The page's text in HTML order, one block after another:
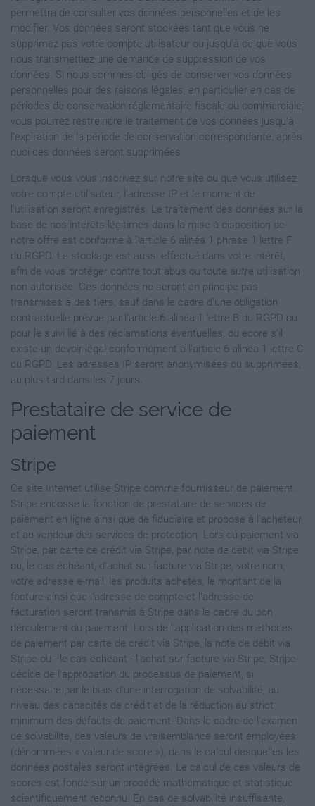
permettra de consulter vos données personnelles et de les
modifier. Vos données seront stockées tant que vous ne
supprimez pas votre compte utilisateur ou jusqu'à ce que vous
nous transmettiez une demande de suppression de vos
données. Si nous sommes obligés de conserver vos données
personnelles pour des raisons légales, en particulier en cas de
périodes de conservation réglementaire fiscale ou commerciale,
vous pourrez restreindre le traitement de vos données jusqu'à
l’expiration de la période de conservation correspondante, après
quoi ces données seront supprimées.
Lorsque vous vous inscrivez sur notre site ou que vous utilisez
votre compte utilisateur, l'adresse IP et le moment de
l'utilisation seront enregistrés. Le traitement des données sur la
base de nos intérêts légitimes dans la mise à disposition de
notre offre est conforme à l'article 6 alinéa 1 phrase 1 lettre F
du RGPD. Le stockage est aussi effectué dans votre intérêt,
afin de vous protéger contre tout abus ou toute autre utilisation
non autorisée. Ces données ne seront en principe pas
transmises à des tiers, sauf dans le cadre d'une obligation
contractuelle prévue par l'article 6 alinéa 1 lettre B du RGPD ou
pour le suivi lié à des réclamations éventuelles, ou ecore s'il
existe un devoir légal conformément à l'article 6 alinéa 1 lettre C
du RGPD. Les adresses IP seront anonymisées ou supprimées,
au plus tard dans les 7 jours.
Prestataire de service de
paiement
Stripe
Ce site Internet utilise Stripe comme fournisseur de paiement.
Stripe endosse la fonction de prestataire de services de
paiement en ligne ainsi que de fiduciaire et propose à l'acheteur
et au vendeur des services de protection. Lors du paiement via
Stripe, par carte de crédit via Stripe, par note de débit via Stripe
ou, le cas échéant, d'achat sur facture via Stripe, votre nom,
votre adresse e-mail, les produits achetés, le montant de la
facture ainsi que l'adresse de compte et l’adresse de
facturation seront transmis à Stripe dans le cadre du bon
déroulement du paiement. Lors de l'application des méthodes
de paiement par carte de crédit via Stripe, la note de débit via
Stripe ou - le cas échéant - l'achat sur facture via Stripe, Stripe
décide de l’approbation du processus de paiement, si
nécessaire par le biais d'une interrogation de solvabilité, au
niveau des capacités de crédit et de la réduction au strict
minimum des défauts de paiement. Dans le cadre de l'examen
de solvabilité, des valeurs de vraisemblance seront employées
(dénommées « valeur de score »), dans le calcul desquelles les
données postales seront intégrées. Le calcul de ces valeurs de
scores est fondé sur un procédé mathématique et statistique
scientifiquement reconnu. En cas de solvabilité insuffisante,